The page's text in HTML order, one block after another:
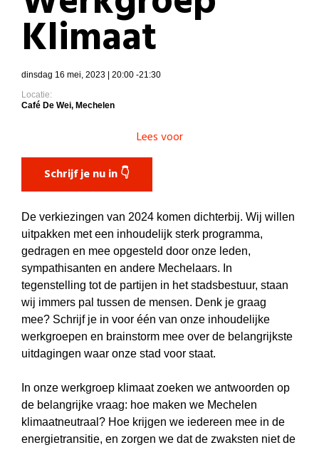
Klimaat
dinsdag 16 mei, 2023 | 20:00 -21:30
Locatie:
Café De Wei, Mechelen
Lees voor
Schrijf je nu in 👇
De verkiezingen van 2024 komen dichterbij. Wij willen
uitpakken met een inhoudelijk sterk programma,
gedragen en mee opgesteld door onze leden,
sympathisanten en andere Mechelaars. In
tegenstelling tot de partijen in het stadsbestuur, staan
wij immers pal tussen de mensen. Denk je graag
mee? Schrijf je in voor één van onze inhoudelijke
werkgroepen en brainstorm mee over de belangrijkste
uitdagingenwaar onze stad voor staat.
In onze werkgroep klimaat zoeken we antwoorden op
de belangrijke vraag: hoe maken we Mechelen
klimaatneutraal? Hoe krijgen we iedereen mee in de
energietransitie, en zorgen we dat de zwaksten niet de